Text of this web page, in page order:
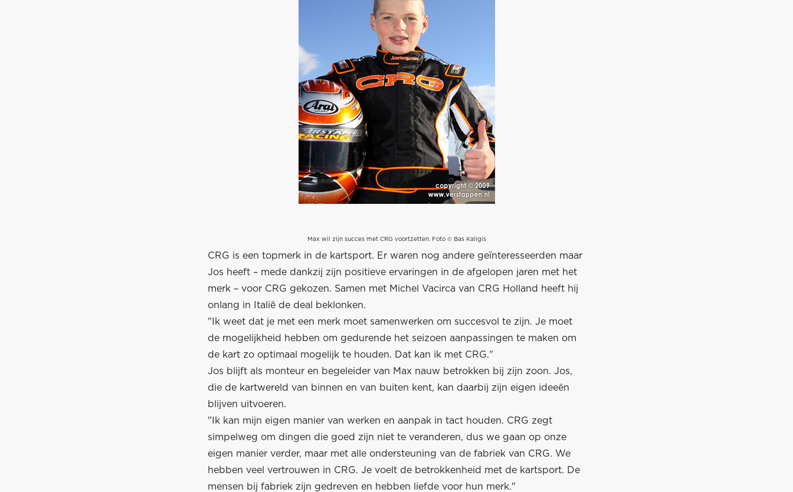
Max wil zijn succes met CRG voortzetten. Foto © Bas Kaligis
CRG is een topmerk in de kartsport. Er waren nog andere geïnteresseerden maar
Jos heeft – mede dankzij zijn positieve ervaringen in de afgelopen jaren met het
merk – voor CRG gekozen. Samen met Michel Vacirca van CRG Holland heeft hij
onlang in Italië de deal beklonken.
"Ik weet dat je met een merk moet samenwerken om succesvol te zijn. Je moet
de mogelijkheid hebben om gedurende het seizoen aanpassingen te maken om
de kart zo optimaal mogelijk te houden. Dat kan ik met CRG."
Jos blijft als monteur en begeleider van Max nauw betrokken bij zijn zoon. Jos,
die de kartwereld van binnen en van buiten kent, kan daarbij zijn eigen ideeën
blijven uitvoeren.
"Ik kan mijn eigen manier van werken en aanpak in tact houden. CRG zegt
simpelweg om dingen die goed zijn niet te veranderen, dus we gaan op onze
eigen manier verder, maar met alle ondersteuning van de fabriek van CRG. We
hebben veel vertrouwen in CRG. Je voelt de betrokkenheid met de kartsport. De
mensen bij fabriek zijn gedreven en hebben liefde voor hun merk."